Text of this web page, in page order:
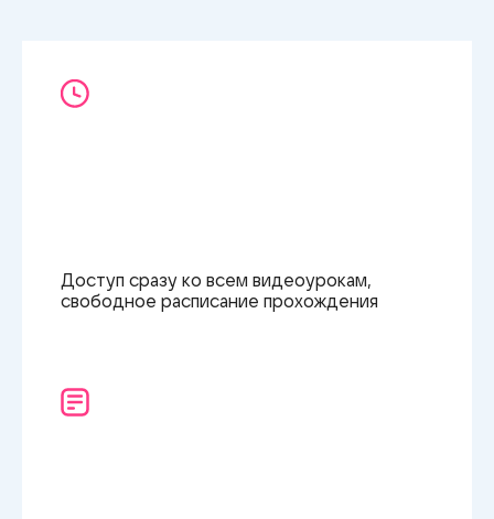
Доступ сразу ко всем видеоурокам,
свободное расписание прохождения